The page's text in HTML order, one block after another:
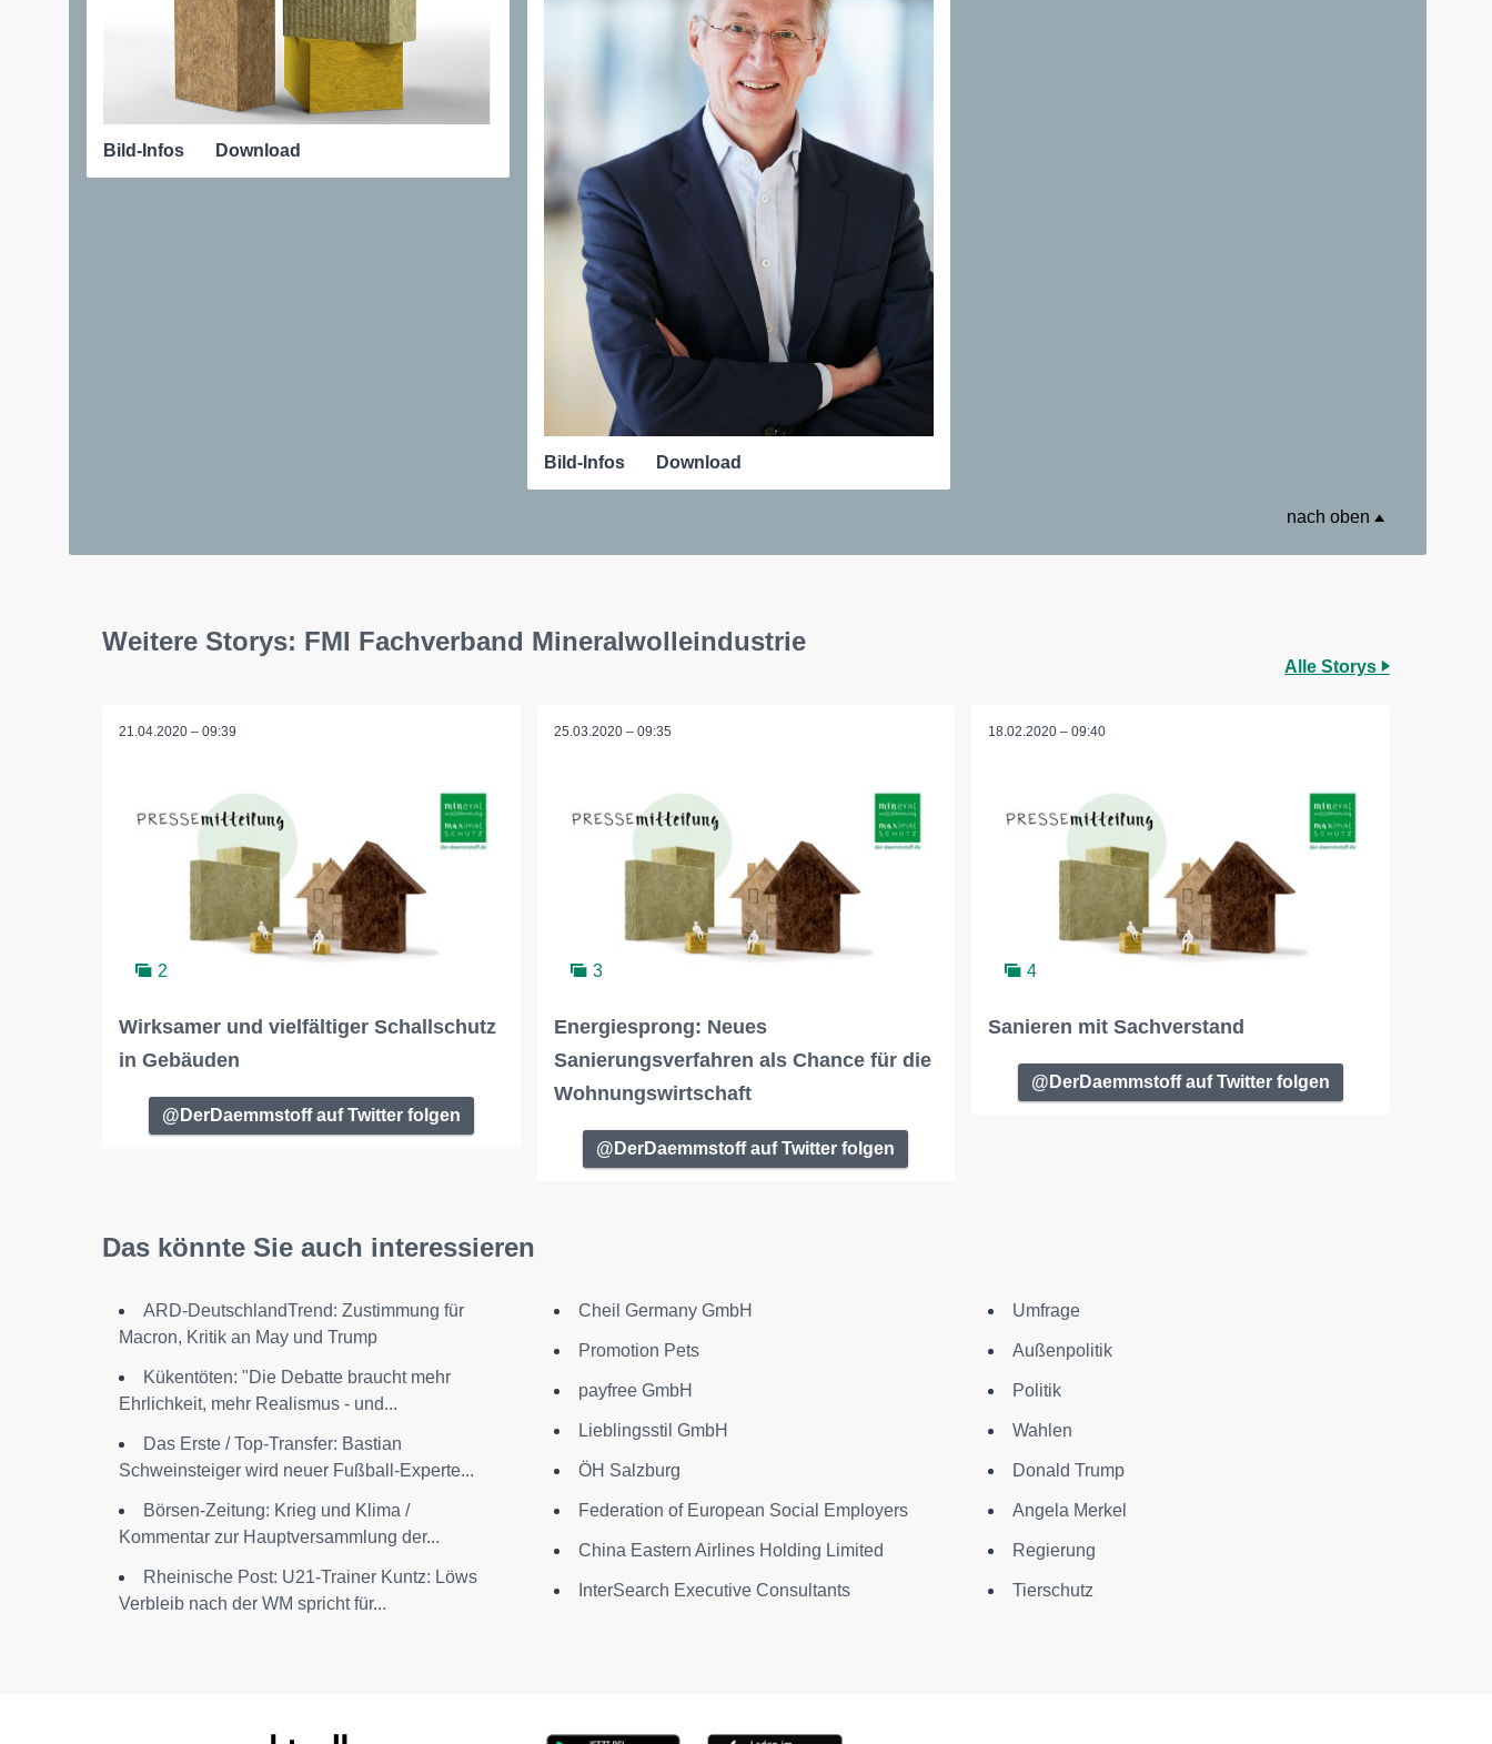
Bild-Infos Download
Bild-Infos Download
nach oben
Weitere Storys: FMI Fachverband Mineralwolleindustrie
Alle Storys
21.04.2020 – 09:39
2
Wirksamer und vielfältiger Schallschutz
in Gebäuden
@DerDaemmstoff auf Twitter folgen
25.03.2020 – 09:35
3
Energiesprong: Neues
Sanierungsverfahren als Chance für die
Wohnungswirtschaft
@DerDaemmstoff auf Twitter folgen
18.02.2020 – 09:40
4
Sanieren mit Sachverstand
@DerDaemmstoff auf Twitter folgen
Das könnte Sie auch interessieren
ARD-DeutschlandTrend: Zustimmung für
Macron, Kritik an May und Trump
Kükentöten: "Die Debatte braucht mehr
Ehrlichkeit, mehr Realismus - und...
Das Erste / Top-Transfer: Bastian
Schweinsteiger wird neuer Fußball-Experte...
Börsen-Zeitung: Krieg und Klima /
Kommentar zur Hauptversammlung der...
Rheinische Post: U21-Trainer Kuntz: Löws
Verbleib nach der WM spricht für...
Cheil Germany GmbH
Promotion Pets
payfree GmbH
Lieblingsstil GmbH
ÖH Salzburg
Federation of European Social Employers
China Eastern Airlines Holding Limited
InterSearch Executive Consultants
Umfrage
Außenpolitik
Politik
Wahlen
Donald Trump
Angela Merkel
Regierung
Tierschutz